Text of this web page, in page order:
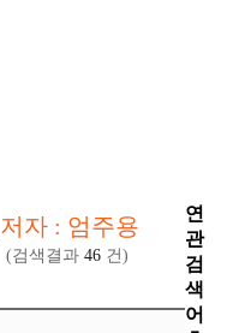
저자 : 엄주용
(검색결과 46 건)
연
관
검
색
어